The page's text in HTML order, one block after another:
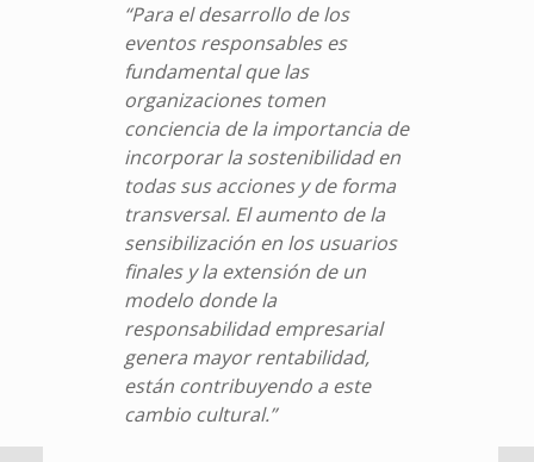
“Para el desarrollo de los
eventos responsables es
fundamental que las
organizaciones tomen
conciencia de la importancia de
incorporar la sostenibilidad en
todas sus acciones y de forma
transversal. El aumento de la
sensibilización en los usuarios
finales y la extensión de un
modelo donde la
responsabilidad empresarial
genera mayor rentabilidad,
están contribuyendo a este
cambio cultural.”